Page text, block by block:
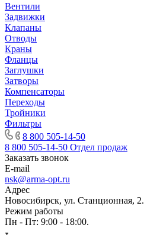
Вентили
Задвижки
Клапаны
Отводы
Краны
Фланцы
Заглушки
Затворы
Компенсаторы
Переходы
Тройники
Фильтры
8 800 505-14-50
8 800 505-14-50 Отдел продаж
Заказать звонок
E-mail
nsk@arma-opt.ru
Адрес
Новосибирск, ул. Станционная, 2.
Режим работы
Пн - Пт: 9:00 - 18:00.